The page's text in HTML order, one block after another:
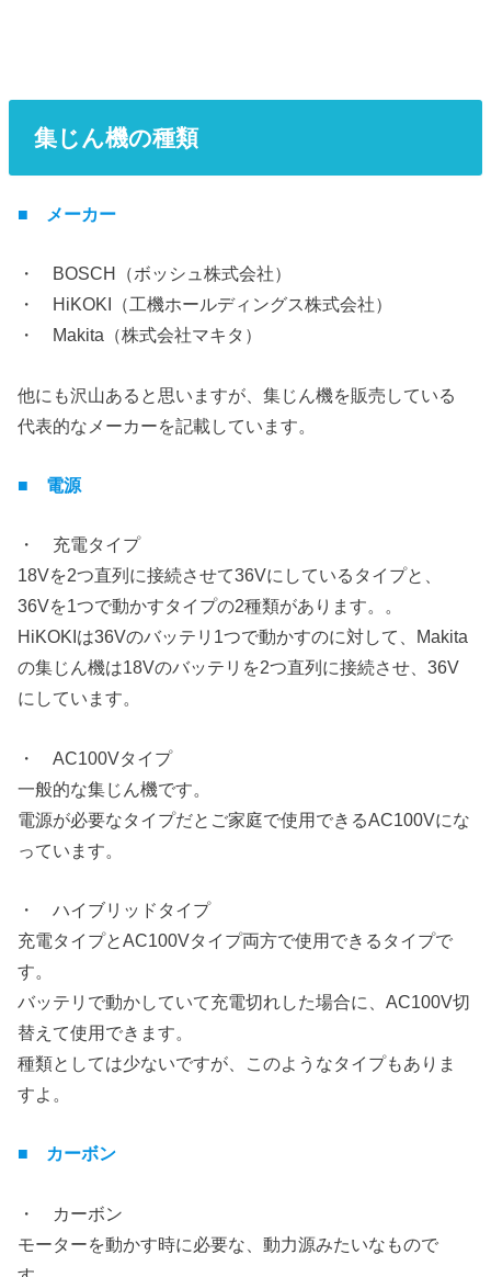
集じん機の種類
■ メーカー
・ BOSCH（ボッシュ株式会社）
・ HiKOKI（工機ホールディングス株式会社）
・ Makita（株式会社マキタ）
他にも沢山あると思いますが、集じん機を販売している
代表的なメーカーを記載しています。
■ 電源
・ 充電タイプ
18Vを2つ直列に接続させて36Vにしているタイプと、
36Vを1つで動かすタイプの2種類があります。。
HiKOKIは36Vのバッテリ1つで動かすのに対して、Makita
の集じん機は18Vのバッテリを2つ直列に接続させ、36V
にしています。
・ AC100Vタイプ
一般的な集じん機です。
電源が必要なタイプだとご家庭で使用できるAC100Vにな
っています。
・ ハイブリッドタイプ
充電タイプとAC100Vタイプ両方で使用できるタイプで
す。
バッテリで動かしていて充電切れした場合に、AC100V切
替えて使用できます。
種類としては少ないですが、このようなタイプもありま
すよ。
■ カーボン
・ カーボン
モーターを動かす時に必要な、動力源みたいなもので